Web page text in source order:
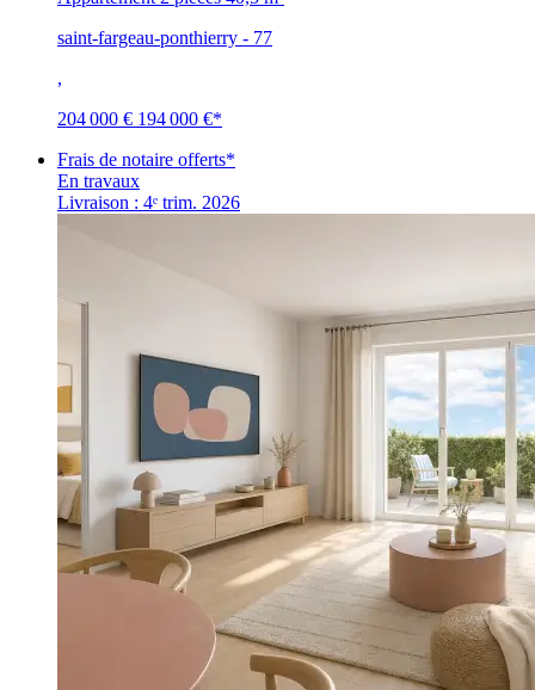
saint-fargeau-ponthierry - 77
,
204 000 € 194 000 €*
Frais de notaire offerts*
En travaux
Livraison : 4ᵉ trim. 2026